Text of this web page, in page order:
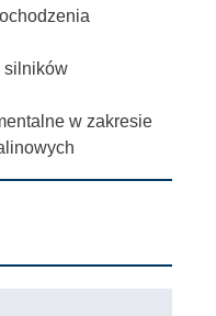
silników
w zakresie